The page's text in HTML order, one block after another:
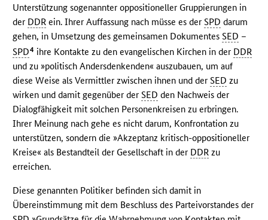
Unterstützung sogenannter oppositioneller Gruppierungen in
der DDR ein. Ihrer Auffassung nach müsse es derSPD darum
gehen, in Umsetzung des gemeinsamen DokumentesSED –
SPD4 ihre Kontakte zu den evangelischen Kirchen in der DDR
und zu »politisch Andersdenkenden« auszubauen, um auf
diese Weise als Vermittler zwischen ihnen und derSED zu
wirken und damit gegenüber derSED den Nachweis der
Dialogfähigkeit mit solchen Personenkreisen zu erbringen.
Ihrer Meinung nach gehe es nicht darum, Konfrontation zu
unterstützen, sondern die »Akzeptanz kritisch-oppositioneller
Kreise« als Bestandteil der Gesellschaft in der DDR zu
erreichen.
Diese genannten Politiker befinden sich damit in
Übereinstimmung mit dem Beschluss des Parteivorstandes der